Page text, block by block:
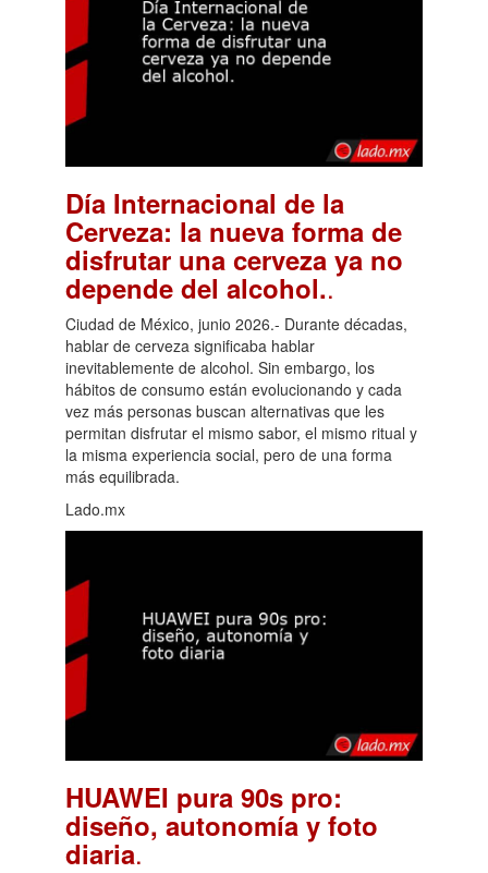
Día Internacional de la
Cerveza: la nueva forma de
disfrutar una cerveza ya no
depende del alcohol..
Ciudad de México, junio 2026.- Durante décadas,
hablar de cerveza significaba hablar
inevitablemente de alcohol. Sin embargo, los
hábitos de consumo están evolucionando y cada
vez más personas buscan alternativas que les
permitan disfrutar el mismo sabor, el mismo ritual y
la misma experiencia social, pero de una forma
más equilibrada.
Lado.mx
HUAWEI pura 90s pro:
diseño, autonomía y foto
diaria.